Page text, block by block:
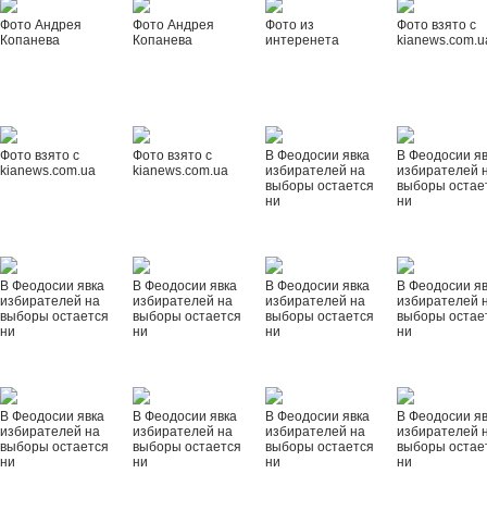
Фото Андрея
Копанева
Фото Андрея
Копанева
Фото из
интеренета
Фото взято с
Фото взято с
kianews.com.ua
Фото взято с
kianews.com.ua
В Феодосии явка
избирателей на
выборы остается
ни
В Феодосии
избирателей
выборы
ни
В Феодосии явка
избирателей на
выборы остается
ни
В Феодосии явка
избирателей на
выборы остается
ни
В Феодосии явка
избирателей на
выборы остается
ни
В Феодосии
избирателей
выборы
ни
В Феодосии явка
избирателей на
выборы остается
ни
В Феодосии явка
избирателей на
выборы остается
ни
В Феодосии явка
избирателей на
выборы остается
ни
В Феодосии
избирателей
выборы
ни